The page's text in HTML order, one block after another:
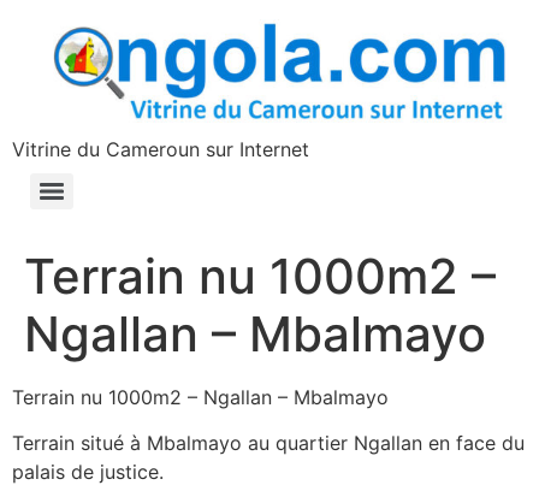
principal
Vitrine du Cameroun sur Internet
Terrain nu 1000m2 –
Ngallan – Mbalmayo
Terrain nu 1000m2 – Ngallan – Mbalmayo
Terrain situé à Mbalmayo au quartier Ngallan en face du
palais de justice.